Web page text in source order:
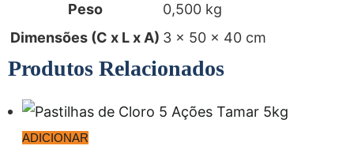
Peso
0,500 kg
Dimensões (C x L x A) 3 × 50 × 40 cm
Produtos Relacionados
ADICIONAR